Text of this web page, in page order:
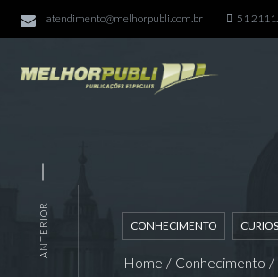
atendimento@melhorpubli.com.br 51
CONHECIMENTO
Home / Conhecimento /
ANTERIOR